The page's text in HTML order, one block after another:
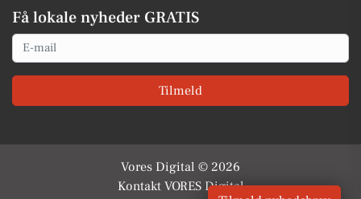
Få lokale nyheder GRATIS
Email
Tilmeld
Vores Digital © 2026
Kontakt VORES Digital